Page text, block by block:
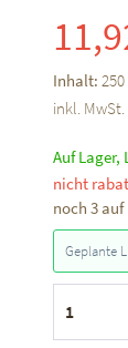
Inhalt:
inkl. MwSt.
Auf Lager,
nicht
noch 3 auf
Geplante